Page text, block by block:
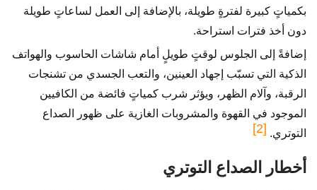
بكمياتٍ كبيرة لفترةٍ طويلة، بالإضافة إلى العمل لساعاتٍ طويلة
دون أخذ فترات استراحة.
إضافةً إلى الجلوس لوقتٍ طويلٍ أمام شاشات الحاسوب والهواتف
الذكية التي تسبّب إجهاد العينين، والتعب الجسدي من تشنجات
الرقبة، وآلام الظهر، ويؤثر شرب كمياتٍ فائضة من الكافيين
الموجود في القهوة والمشروبات الغازية على ظهور الصداع
التوتري. [2]
أخطار الصداع التوتري